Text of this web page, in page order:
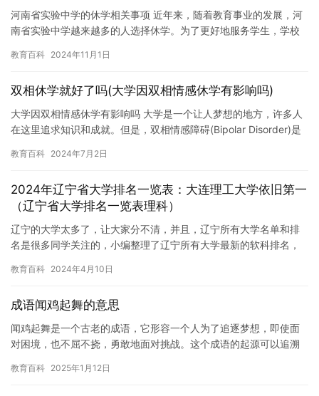
河南省实验中学的休学相关事项 近年来，随着教育事业的发展，河
南省实验中学越来越多的人选择休学。为了更好地服务学生，学校
学…
教育百科 2024年11月1日
双相休学就好了吗(大学因双相情感休学有影响吗)
大学因双相情感休学有影响吗 大学是一个让人梦想的地方，许多人
在这里追求知识和成就。但是，双相情感障碍(Bipolar Disorder)是
教育百科 2024年7月2日
2024年辽宁省大学排名一览表：大连理工大学依旧第一
（辽宁省大学排名一览表理科）
辽宁的大学太多了，让大家分不清，并且，辽宁所有大学名单和排
名是很多同学关注的，小编整理了辽宁所有大学最新的软科排名，
了辽宁…
教育百科 2024年4月10日
成语闻鸡起舞的意思
闻鸡起舞是一个古老的成语，它形容一个人为了追逐梦想，即使面
对困境，也不屈不挠，勇敢地面对挑战。这个成语的起源可以追溯
己和他…
教育百科 2025年1月12日